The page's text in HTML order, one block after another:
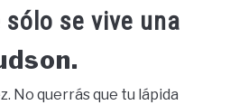
se vive una
No querrás que tu lápida